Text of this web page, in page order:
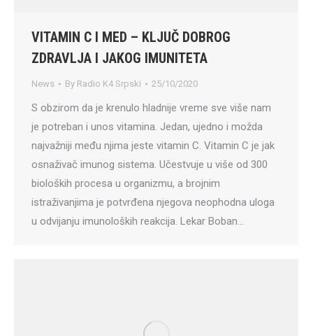
VITAMIN C I MED – KLJUČ DOBROG
ZDRAVLJA I JAKOG IMUNITETA
News By Radio K4 Srpski 25/10/2020
S obzirom da je krenulo hladnije vreme sve više nam
je potreban i unos vitamina. Jedan, ujedno i možda
najvažniji među njima jeste vitamin C. Vitamin C je jak
osnaživač imunog sistema. Učestvuje u više od 300
bioloških procesa u organizmu, a brojnim
istraživanjima je potvrđena njegova neophodna uloga
u odvijanju imunoloških reakcija. Lekar Boban…